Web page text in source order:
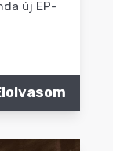
új EP-